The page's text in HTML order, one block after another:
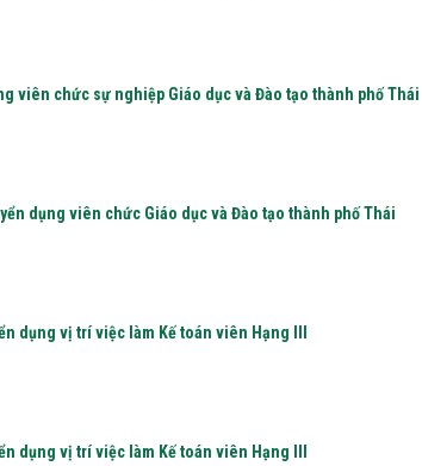
viên chức sự nghiệp Giáo dục và Đào tạo thành phố Thái
dụng viên chức Giáo dục và Đào tạo thành phố Thái
dụng vị trí việc làm Kế toán viên Hạng III
dụng vị trí việc làm Kế toán viên Hạng III